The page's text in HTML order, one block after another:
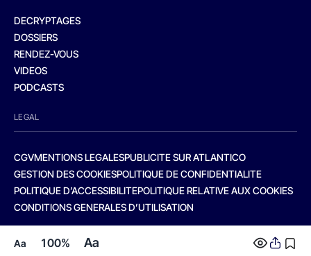
Aa 100% Aa
DECRYPTAGES
DOSSIERS
RENDEZ-VOUS
VIDEOS
PODCASTS
LEGAL
CGVMENTIONS LEGALESPUBLICITE SUR ATLANTICO
GESTION DES COOKIESPOLITIQUE DE CONFIDENTIALITE
POLITIQUE D’ACCESSIBILITEPOLITIQUE RELATIVE AUX COOKIES
CONDITIONS GENERALES D’UTILISATION